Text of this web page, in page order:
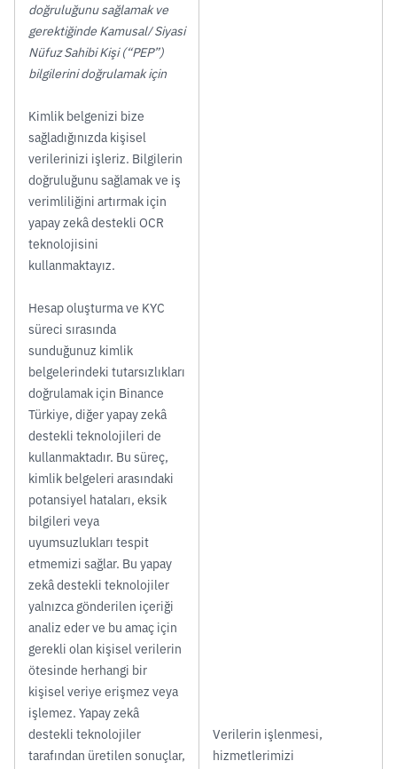
doğruluğunu sağlamak ve
gerektiğinde Kamusal/ Siyasi
Nüfuz Sahibi Kişi (“PEP”)
bilgilerini doğrulamak için
Kimlik belgenizi bize
sağladığınızda kişisel
verilerinizi işleriz. Bilgilerin
doğruluğunu sağlamak ve iş
verimliliğini artırmak için
yapay zekâ destekli OCR
teknolojisini
kullanmaktayız.
Hesap oluşturma ve KYC
süreci sırasında
sunduğunuz kimlik
belgelerindeki tutarsızlıkları
doğrulamak için Binance
Türkiye, diğer yapay zekâ
destekli teknolojileri de
kullanmaktadır. Bu süreç,
kimlik belgeleri arasındaki
potansiyel hataları, eksik
bilgileri veya
uyumsuzlukları tespit
etmemizi sağlar. Bu yapay
zekâ destekli teknolojiler
yalnızca gönderilen içeriği
analiz eder ve bu amaç için
gerekli olan kişisel verilerin
ötesinde herhangi bir
kişisel veriye erişmez veya
işlemez. Yapay zekâ
destekli teknolojiler
tarafından üretilen sonuçlar,
Verilerin işlenmesi,
hizmetlerimizi